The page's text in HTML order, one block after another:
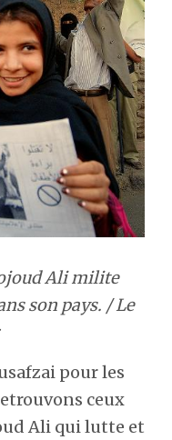
Ali milite
son pays. / Le
pour les
ceux
Ali qui lutte et